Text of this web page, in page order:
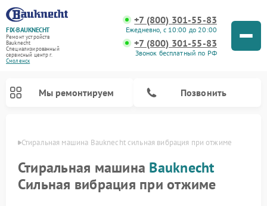
FIX-BAUKNECHT
Ремонт устройств
Bauknecht
Специализированный
cервисный центр г.
Смоленск
+7 (800) 301-55-83
Ежедневно, с 10:00 до 20:00
+7 (800) 301-55-83
Звонок бесплатный по РФ
Мы ремонтируем Позвонить
Стиральная машина Bauknecht сильная вибрация при отжиме
Стиральная машина Bauknecht
Сильная вибрация при отжиме